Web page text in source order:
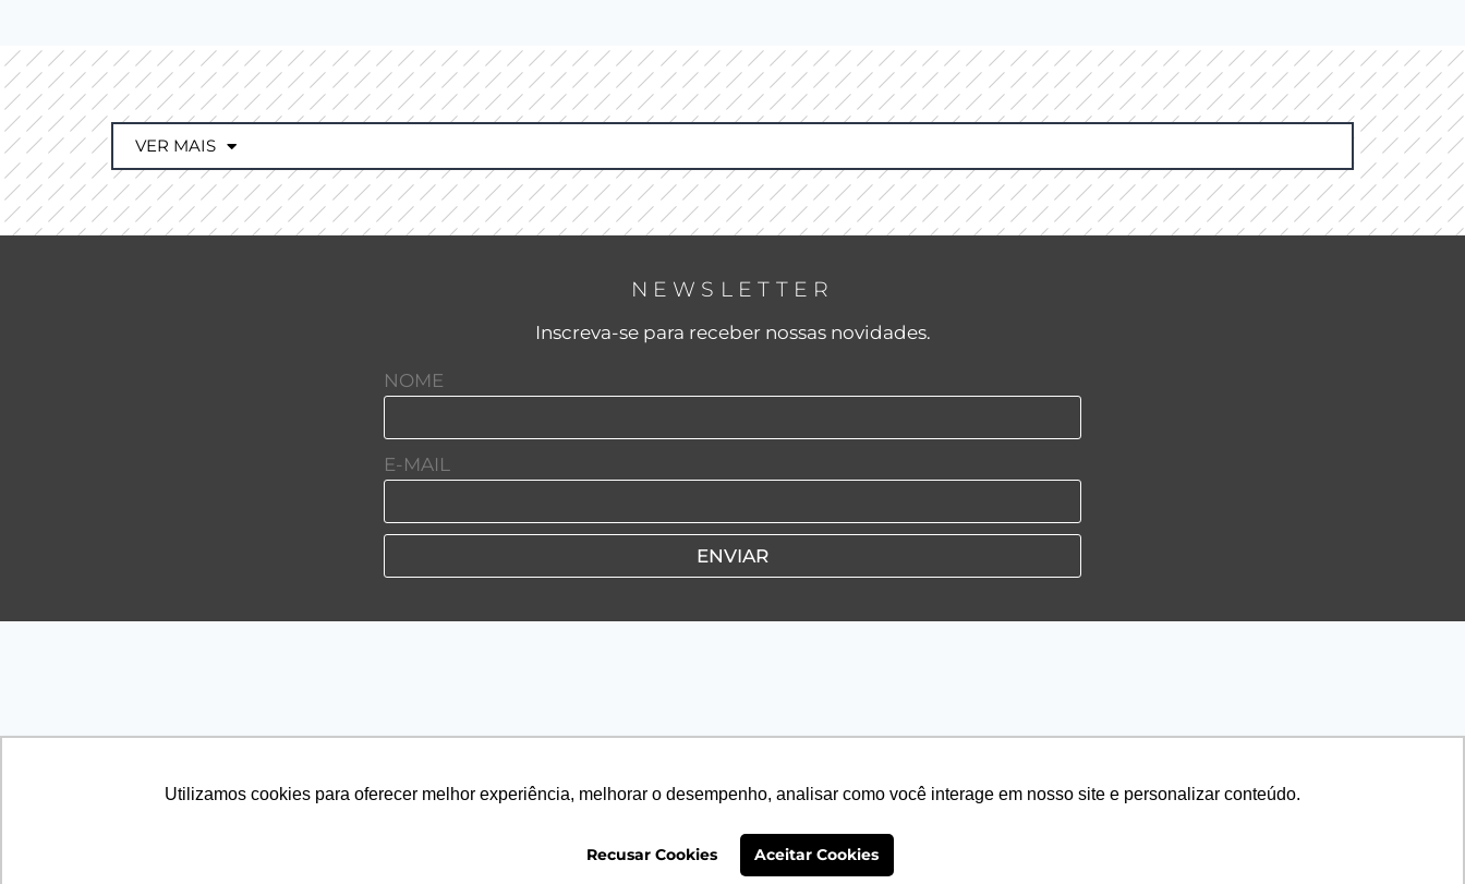
Utilizamos cookies para oferecer melhor experiência, melhorar o desempenho, analisar como você interage em nosso site e personalizar conteúdo.
Recusar Cookies Aceitar Cookies
VER MAIS
NEWSLETTER
Inscreva-se para receber nossas novidades.
NOME
E-MAIL
ENVIAR
HOME SAP IDEIAS PLANTV PLANTCAST PLANTNEWS REVISTAS SOBRE NÓS